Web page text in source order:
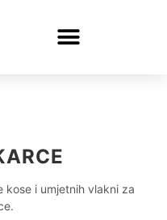
kose i umjetnih vlakni za